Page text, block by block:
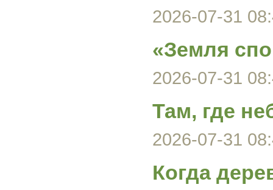
2026-07-31
«Земля
2026-07-31
Там, где
2026-07-31
Когда